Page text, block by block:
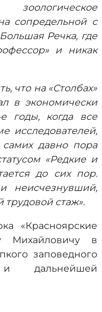
сопредельной с
Речка, где
и никак
что на «Столбах»
в экономически
годы, когда все
исследователей,
самих давно пора
«Редкие и
до сих пор.
неисчезнувший,
трудовой стаж».
«Красноярские
Михайловичу в
заповедного
и дальнейшей